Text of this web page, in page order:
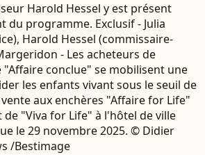
Harold Hessel y est présent
du programme. Exclusif - Julia
Harold Hessel (commissaire-
- Les acheteurs de
"Affaire conclue" se mobilisent une
les enfants vivant sous le seuil de
aux enchères "Affaire for Life"
"Viva for Life" à l'hôtel de ville
le 29 novembre 2025. © Didier
/Bestimage